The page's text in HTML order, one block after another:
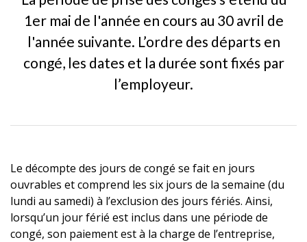
1er mai de l'année en cours au 30 avril de
l'année suivante. L’ordre des départs en
congé, les dates et la durée sont fixés par
l’employeur.
Le décompte des jours de congé se fait en jours
ouvrables et comprend les six jours de la semaine (du
lundi au samedi) à l’exclusion des jours fériés. Ainsi,
lorsqu’un jour férié est inclus dans une période de
congé, son paiement est à la charge de l’entreprise,